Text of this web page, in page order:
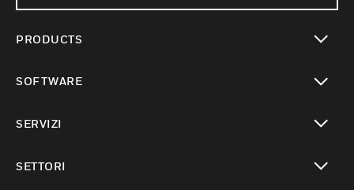
PRODUCTS
SOFTWARE
SERVIZI
SETTORI